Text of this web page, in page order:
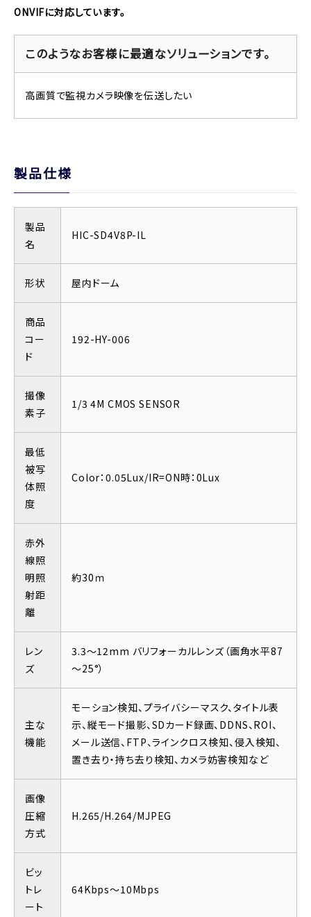
ONVIFに対応しています。
このようなお客様に最適なソリューションです。
高画質で監視カメラ映像を伝送したい
製品仕様
製品
名
HIC-SD4V8P-IL
形状 屋内ドーム
商品
コー
ド
192-HY-006
撮像
素子
1/3 4M CMOS SENSOR
最低
被写
体照
度
Color：0.05Lux/IR=ON時：0Lux
赤外
線照
明照
射距
離
約30ｍ
レン
ズ
3.3～12mm バリフォーカルレンズ（画角水平87
～25°）
主な
機能
モーション検知、プライバシーマスク、タイトル表
示、縦モード撮影、SDカード録画、DDNS、ROI、
メール送信、FTP、ラインクロス検知、侵入検知、
置き去り・持ち去り検知、カメラ妨害検知など
画像
圧縮
方式
H.265/H.264/MJPEG
ビッ
トレ
ート
64Kbps～10Mbps